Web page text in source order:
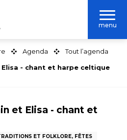
menu
Agenda Tout l’agenda
- chant et harpe celtique
et Elisa - chant et
ET FOLKLORE, FÊTES